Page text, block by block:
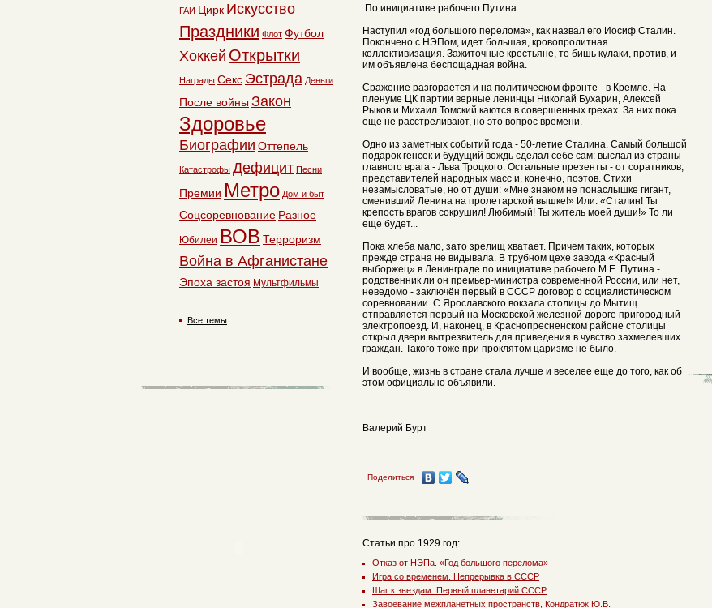
По инициативе рабочего Путина
Наступил «год большого перелома», как назвал его Иосиф Сталин.
Покончено с НЭПом, идет большая, кровопролитная
коллективизация. Зажиточные крестьяне, то бишь кулаки, против, и
им объявлена беспощадная война.
Сражение разгорается и на политическом фронте - в Кремле. На
пленуме ЦК партии верные ленинцы Николай Бухарин, Алексей
Рыков и Михаил Томский каются в совершенных грехах. За них пока
еще не расстреливают, но это вопрос времени.
Одно из заметных событий года - 50-летие Сталина. Самый большой
подарок генсек и будущий вождь сделал себе сам: выслал из страны
главного врага - Льва Троцкого. Остальные презенты - от соратников,
представителей народных масс и, конечно, поэтов. Стихи
незамысловатые, но от души: «Мне знаком не понаслышке гигант,
сменивший Ленина на пролетарской вышке!» Или: «Сталин! Ты
крепость врагов сокрушил! Любимый! Ты житель моей души!» То ли
еще будет...
Пока хлеба мало, зато зрелищ хватает. Причем таких, которых
прежде страна не видывала. В трубном цехе завода «Красный
выборжец» в Ленинграде по инициативе рабочего М.Е. Путина -
родственник ли он премьер-министра современной России, или нет,
неведомо - заключён первый в СССР договор о социалистическом
соревновании. С Ярославского вокзала столицы до Мытищ
отправляется первый на Московской железной дороге пригородный
электропоезд. И, наконец, в Краснопресненском районе столицы
открыл двери вытрезвитель для приведения в чувство захмелевших
граждан. Такого тоже при проклятом царизме не было.
И вообще, жизнь в стране стала лучше и веселее еще до того, как об
этом официально объявили.
Валерий Бурт
Поделиться
Статьи про 1929 год:
Отказ от НЭПа. «Год большого перелома»
Игра со временем. Непрерывка в СССР
Шаг к звездам. Первый планетарий СССР
Завоевание межпланетных пространств, Кондратюк Ю.В.
ГАИ Цирк Искусство
Праздники Флот Футбол
Хоккей Открытки
Награды Секс Эстрада Деньги
После войны Закон
Здоровье
Биографии Оттепель
Катастрофы Дефицит Песни
Премии Метро Дом и быт
Соцсоревнование Разное
Юбилеи ВОВ Терроризм
Война в Афганистане
Эпоха застоя Мультфильмы
Все темы